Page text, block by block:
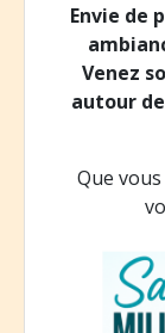
Envie de
Venez
autour
Que